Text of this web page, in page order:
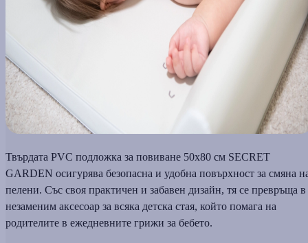
Твърдата PVC подложка за повиване 50х80 см SECRET
GARDEN осигурява безопасна и удобна повърхност за смяна
пелени. Със своя практичен и забавен дизайн, тя се превръща в
незаменим аксесоар за всяка детска стая, който помага на
родителите в ежедневните грижи за бебето.